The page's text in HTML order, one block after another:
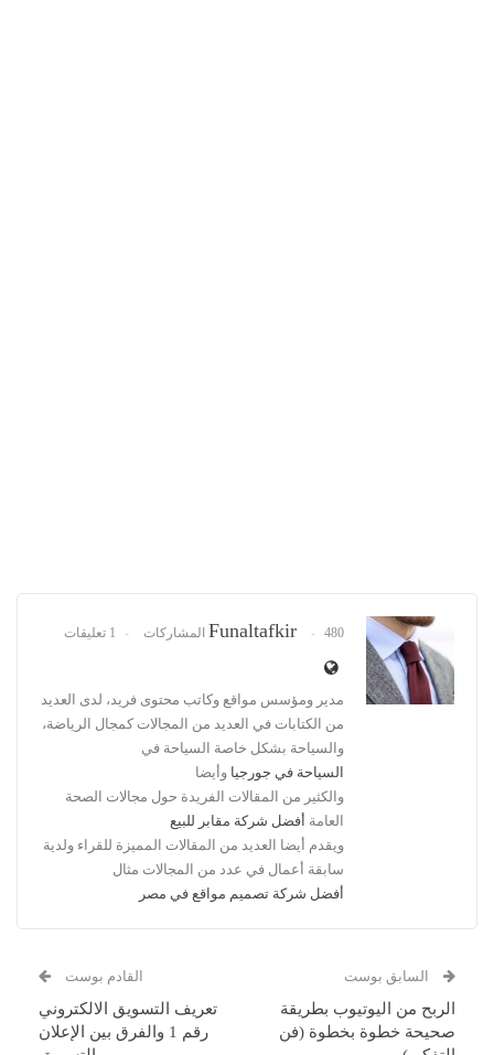
Funaltafkir 480 المشاركات 1 تعليقات
مدير ومؤسس مواقع وكاتب محتوى فريد، لدى العديد
من الكتابات في العديد من المجالات كمجال الرياضة،
والسياحة بشكل خاصة السياحة في
السياحة في جورجيا وأيضا
والكثير من المقالات الفريدة حول مجالات الصحة
العامة أفضل شركة مقابر للبيع
ويقدم أيضا العديد من المقالات المميزة للقراء ولدية
سابقة أعمال في عدد من المجالات مثال
أفضل شركة تصميم مواقع في مصر
السابق بوست
الربح من اليوتيوب بطريقة
صحيحة خطوة بخطوة (فن
القادم بوست
تعريف التسويق الالكتروني
رقم 1 والفرق بين الإعلان